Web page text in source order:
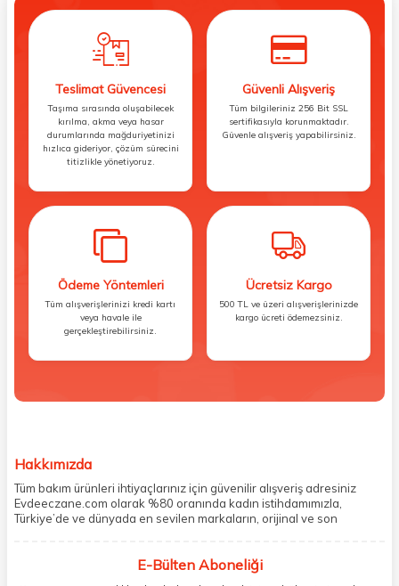
Teslimat Güvencesi
Taşıma sırasında oluşabilecek
kırılma, akma veya hasar
durumlarında mağduriyetinizi
hızlıca gideriyor, çözüm sürecini
titizlikle yönetiyoruz.
Güvenli Alışveriş
Tüm bilgileriniz 256 Bit SSL
sertifikasıyla korunmaktadır.
Güvenle alışveriş yapabilirsiniz.
Ödeme Yöntemleri
Tüm alışverişlerinizi kredi kartı
veya havale ile
gerçekleştirebilirsiniz.
Ücretsiz Kargo
500 TL ve üzeri alışverişlerinizde
kargo ücreti ödemezsiniz.
Hakkımızda
Tüm bakım ürünleri ihtiyaçlarınız için güvenilir alışveriş adresiniz
Evdeeczane.com olarak %80 oranında kadın istihdamımızla,
Türkiye’de ve dünyada en sevilen markaların, orijinal ve son
paketliyoruz. Herhangi bir durumdan dolayı olumsuz olarak geri
E-Bülten Aboneliği